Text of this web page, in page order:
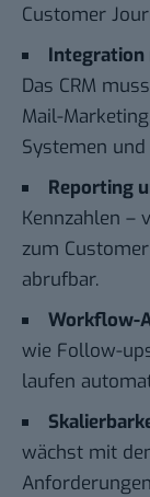
Customer
Integration
Das CRM
Mail-
Systemen
Reporting
Kennzahlen –
zum
abrufbar.
Workflow-
wie Follow-
laufen
wächst mit